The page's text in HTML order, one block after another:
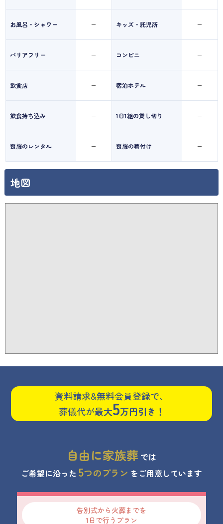
お風呂・シャワー ー キッズ・託児所 ー
バリアフリー ー コンビニ ー
飲食店 ー 宿泊ホテル ー
飲食持ち込み ー 1日1組の貸し切り ー
喪服のレンタル ー 喪服の着付け ー
地図
資料請求&無料会員登録で、
葬儀代が最大5万円引き！
自由に家族葬 では
ご希望に沿った 5つのプラン をご用意しています
告別式から火葬までを
1日で行うプラン